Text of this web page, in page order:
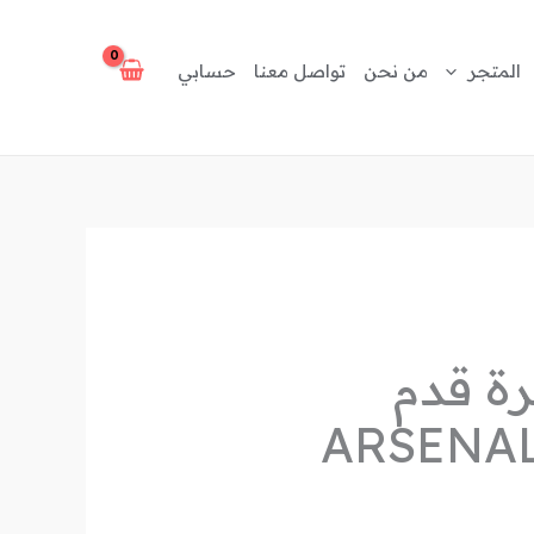
المتجر من نحن تواصل معنا حسابي
قدم